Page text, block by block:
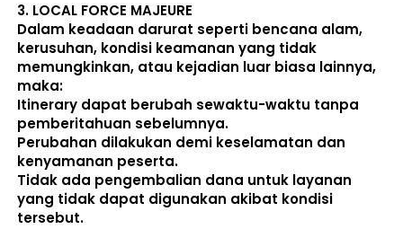
3. LOCAL FORCE MAJEURE
Dalam keadaan darurat seperti bencana alam,
kerusuhan, kondisi keamanan yang tidak
memungkinkan, atau kejadian luar biasa lainnya,
maka:
Itinerary dapat berubah sewaktu-waktu tanpa
pemberitahuan sebelumnya.
Perubahan dilakukan demi keselamatan dan
kenyamanan peserta.
Tidak ada pengembalian dana untuk layanan
yang tidak dapat digunakan akibat kondisi
tersebut.